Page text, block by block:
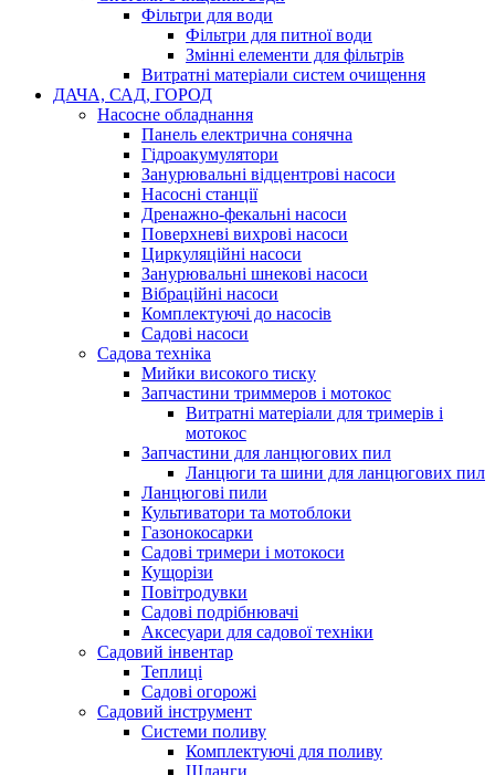
Фільтри для води
Фільтри для питної води
Змінні елементи для фільтрів
Витратні матеріали систем очищення
ДАЧА, САД, ГОРОД
Насосне обладнання
Панель електрична сонячна
Гідроакумулятори
Занурювальні відцентрові насоси
Насосні станції
Дренажно-фекальні насоси
Поверхневі вихрові насоси
Циркуляційні насоси
Занурювальні шнекові насоси
Вібраційні насоси
Комплектуючі до насосів
Cадові насоси
Садова техніка
Мийки високого тиску
Запчастини триммеров і мотокос
Витратні матеріали для тримерів і
мотокос
Запчастини для ланцюгових пил
Ланцюги та шини для ланцюгових пил
Ланцюгові пили
Культиватори та мотоблоки
Газонокосарки
Садові тримери і мотокоси
Кущорізи
Повітродувки
Садові подрібнювачі
Аксесуари для садової техніки
Садовий інвентар
Теплиці
Садові огорожі
Садовий інструмент
Системи поливу
Комплектуючі для поливу
Шланги